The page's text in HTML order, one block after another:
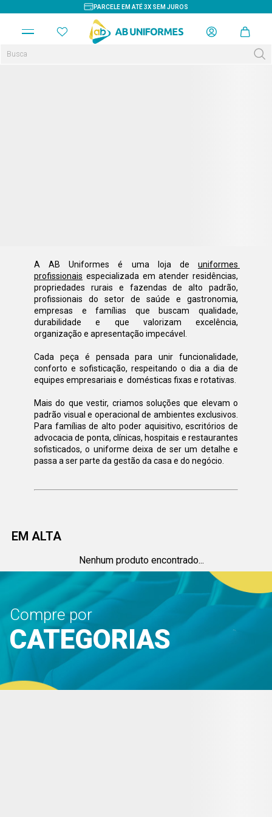
PARCELE EM ATÉ 3X SEM JUROS
A AB Uniformes é uma loja de uniformes
profissionais especializada em atender residências,
propriedades rurais e fazendas de alto padrão,
profissionais do setor de saúde e gastronomia,
empresas e famílias que buscam qualidade,
durabilidade e que valorizam excelência,
organização e apresentação impecável.
Cada peça é pensada para unir funcionalidade,
conforto e sofisticação, respeitando o dia a dia de
equipes empresariais e  domésticas fixas e rotativas.
Mais do que vestir, criamos soluções que elevam o
padrão visual e operacional de ambientes exclusivos.
Para famílias de alto poder aquisitivo, escritórios de
advocacia de ponta, clínicas, hospitais e restaurantes
sofisticados, o uniforme deixa de ser um detalhe e
passa a ser parte da gestão da casa e do negócio.
EM ALTA
Nenhum produto encontrado...
Compre por
CATEGORIAS